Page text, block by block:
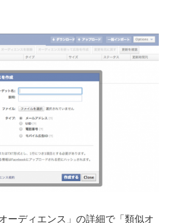
ーディエンス」の詳細で「類似オ